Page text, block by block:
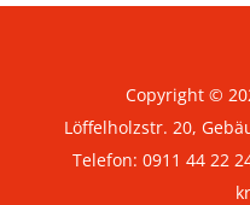
Copyright ©
Löffelholzstr. 20,
Telefon: 0911 44 22